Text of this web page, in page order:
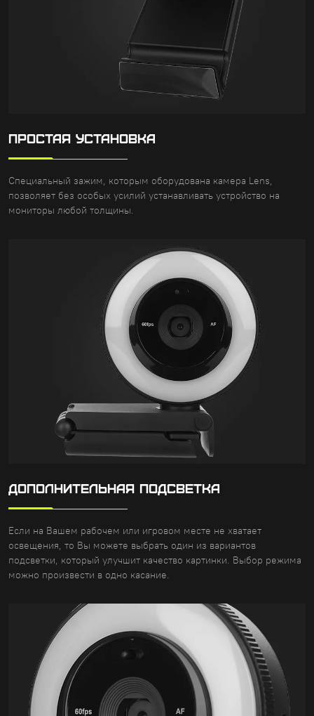
ПРОСТАЯ УСТАНОВКА
Специальный зажим, которым оборудована камера Lens,
позволяет без особых усилий устанавливать устройство на
мониторы любой толщины.
ДОПОЛНИТЕЛЬНАЯ ПОДСВЕТКА
Если на Вашем рабочем или игровом месте не хватает
освещения, то Вы можете выбрать один из вариантов
подсветки, который улучшит качество картинки. Выбор режима
можно произвести в одно касание.